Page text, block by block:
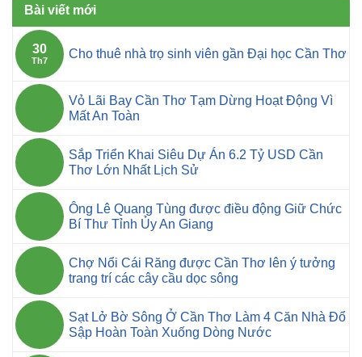
Bài viết mới
30
Th7 Cho thuê nhà trọ sinh viên gần Đại học Cần Thơ
Vỏ Lãi Bay Cần Thơ Tạm Dừng Hoạt Động Vì
Mất An Toàn
Sắp Triển Khai Siêu Dự Án 6.2 Tỷ USD Cần
Thơ Lớn Nhất Lịch Sử
Ông Lê Quang Tùng được điều động Giữ Chức
Bí Thư Tỉnh Ủy An Giang
Chợ Nổi Cái Răng được Cần Thơ lên ý tưởng
trang trí các cây cầu dọc sông
Sạt Lở Bờ Sông Ở Cần Thơ Làm 4 Căn Nhà Đổ
Sập Hoàn Toàn Xuống Dòng Nước